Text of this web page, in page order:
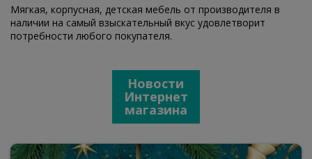
Мягкая, корпусная, детская мебель от производителя в
наличии на самый взыскательный вкус удовлетворит
потребности любого покупателя.
Новости
Интернет
магазина